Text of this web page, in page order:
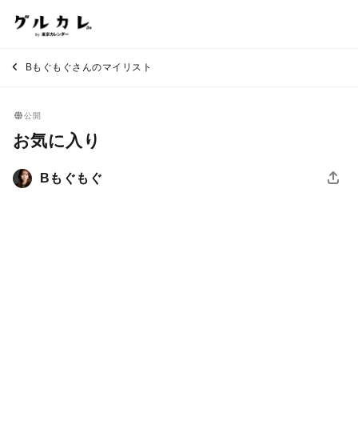
Bもぐもぐさんのマイリスト
公開
お気に入り
Bもぐもぐ